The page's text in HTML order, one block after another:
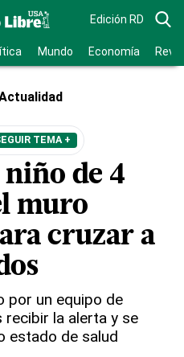
Edición RD
Mundo Economía
TEMA +
niño de 4
muro
cruzar a
por un equipo de
la alerta y se
estado de salud